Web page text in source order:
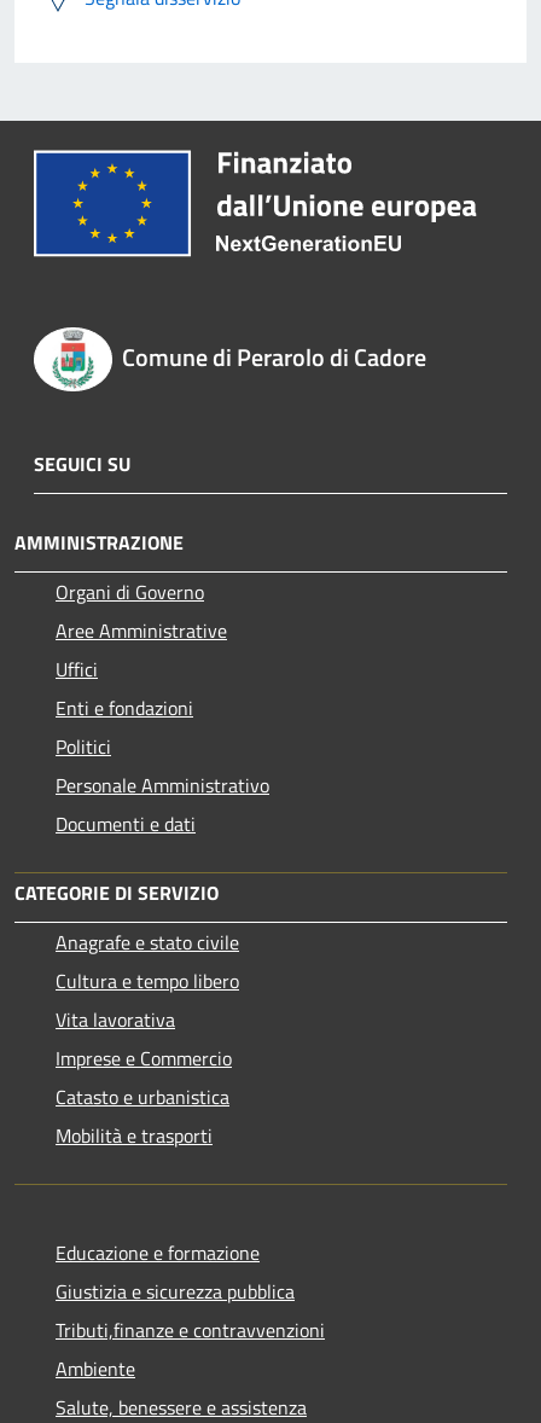
Comune di Perarolo di Cadore
SEGUICI SU
AMMINISTRAZIONE
Organi di Governo
Aree Amministrative
Uffici
Enti e fondazioni
Politici
Personale Amministrativo
Documenti e dati
CATEGORIE DI SERVIZIO
Anagrafe e stato civile
Cultura e tempo libero
Vita lavorativa
Imprese e Commercio
Catasto e urbanistica
Mobilità e trasporti
Educazione e formazione
Giustizia e sicurezza pubblica
Tributi,finanze e contravvenzioni
Ambiente
Salute, benessere e assistenza